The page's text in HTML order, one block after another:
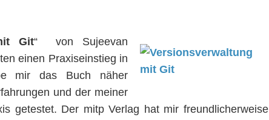
Git“ von Sujeevan
einen Praxiseinstieg in
mir das Buch näher
und der meiner
getestet. Der mitp Verlag hat mir freundlicherweise